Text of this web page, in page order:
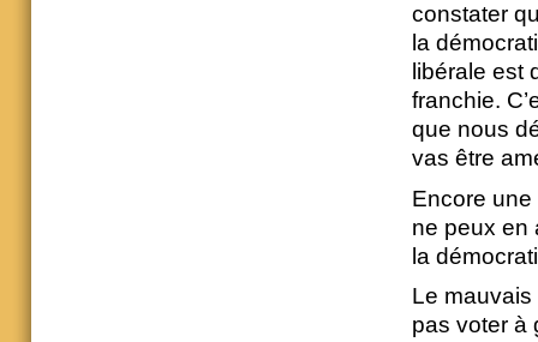
constater
la
libérale est
franchie.
que nous
vas être
Encore une
ne peux en
la
Le
pas voter à